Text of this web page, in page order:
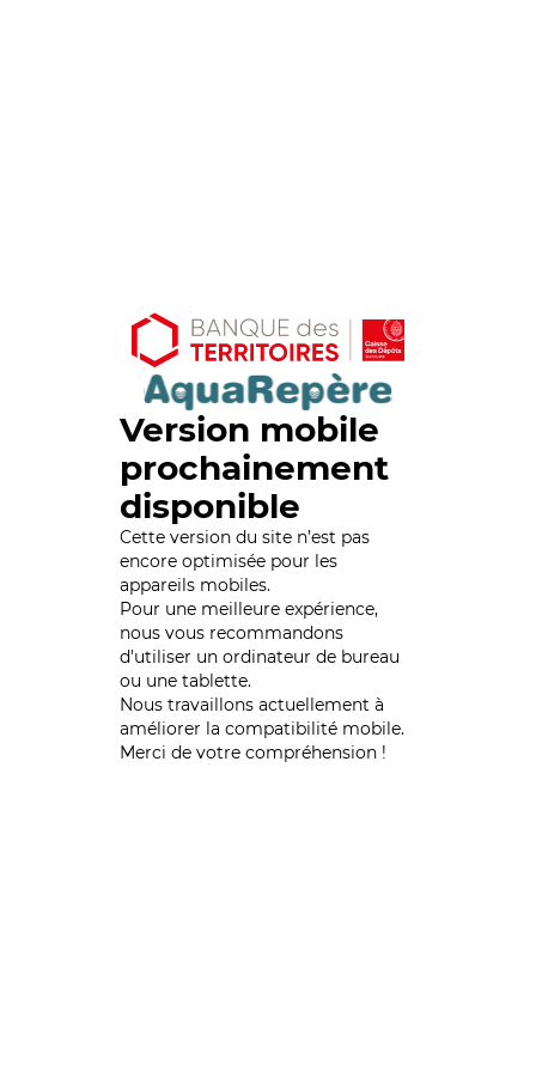
Version mobile
prochainement
disponible
Cette version du site n’est pas
encore optimisée pour les
appareils mobiles.
Pour une meilleure expérience,
nous vous recommandons
d'utiliser un ordinateur de bureau
ou une tablette.
Nous travaillons actuellement à
améliorer la compatibilité mobile.
Merci de votre compréhension !